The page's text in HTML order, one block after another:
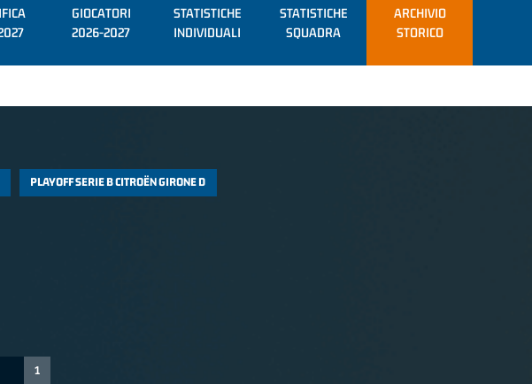
GIOCATORI
2026-2027
STATISTICHE
INDIVIDUALI
STATISTICHE
SQUADRA
ARCHIVIO
STORICO
PLAYOFF SERIE B CITROËN GIRONE D
1